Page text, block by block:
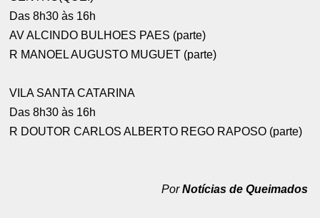
Das 8h30 às 16h
AV ALCINDO BULHOES PAES (parte)
R MANOEL AUGUSTO MUGUET (parte)
VILA SANTA CATARINA
Das 8h30 às 16h
R DOUTOR CARLOS ALBERTO REGO RAPOSO (parte)
PorNotícias de Queimados